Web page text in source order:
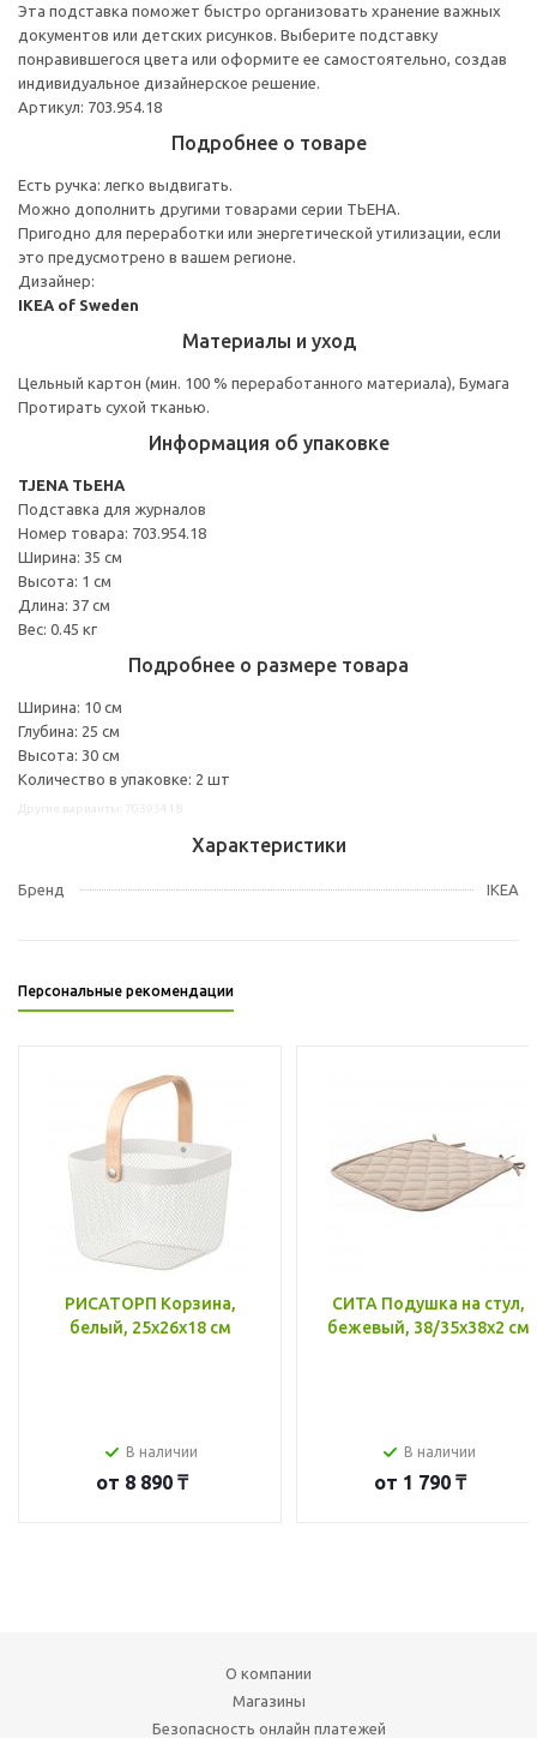
Эта подставка поможет быстро организовать хранение важных
документов или детских рисунков. Выберите подставку
понравившегося цвета или оформите ее самостоятельно, создав
индивидуальное дизайнерское решение.
Артикул: 703.954.18
Подробнее о товаре
Есть ручка: легко выдвигать.
Можно дополнить другими товарами серии ТЬЕНА.
Пригодно для переработки или энергетической утилизации, если
это предусмотрено в вашем регионе.
Дизайнер:
IKEA of Sweden
Материалы и уход
Цельный картон (мин. 100 % переработанного материала), Бумага
Протирать сухой тканью.
Информация об упаковке
TJENA ТЬЕНА
Подставка для журналов
Номер товара: 703.954.18
Ширина: 35 см
Высота: 1 см
Длина: 37 см
Вес: 0.45 кг
Подробнее о размере товара
Ширина: 10 см
Глубина: 25 см
Высота: 30 см
Количество в упаковке: 2 шт
Характеристики
Бренд IKEA
Персональные рекомендации
РИСАТОРП Корзина,
белый, 25x26x18 см
В наличии
от 8 890 ₸
СИТА Подушка на стул,
бежевый, 38/35x38x2 см
В наличии
от 1 790 ₸
О компании
Магазины
Безопасность онлайн платежей